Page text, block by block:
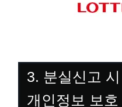
3. 분실신고
개인정보 보호